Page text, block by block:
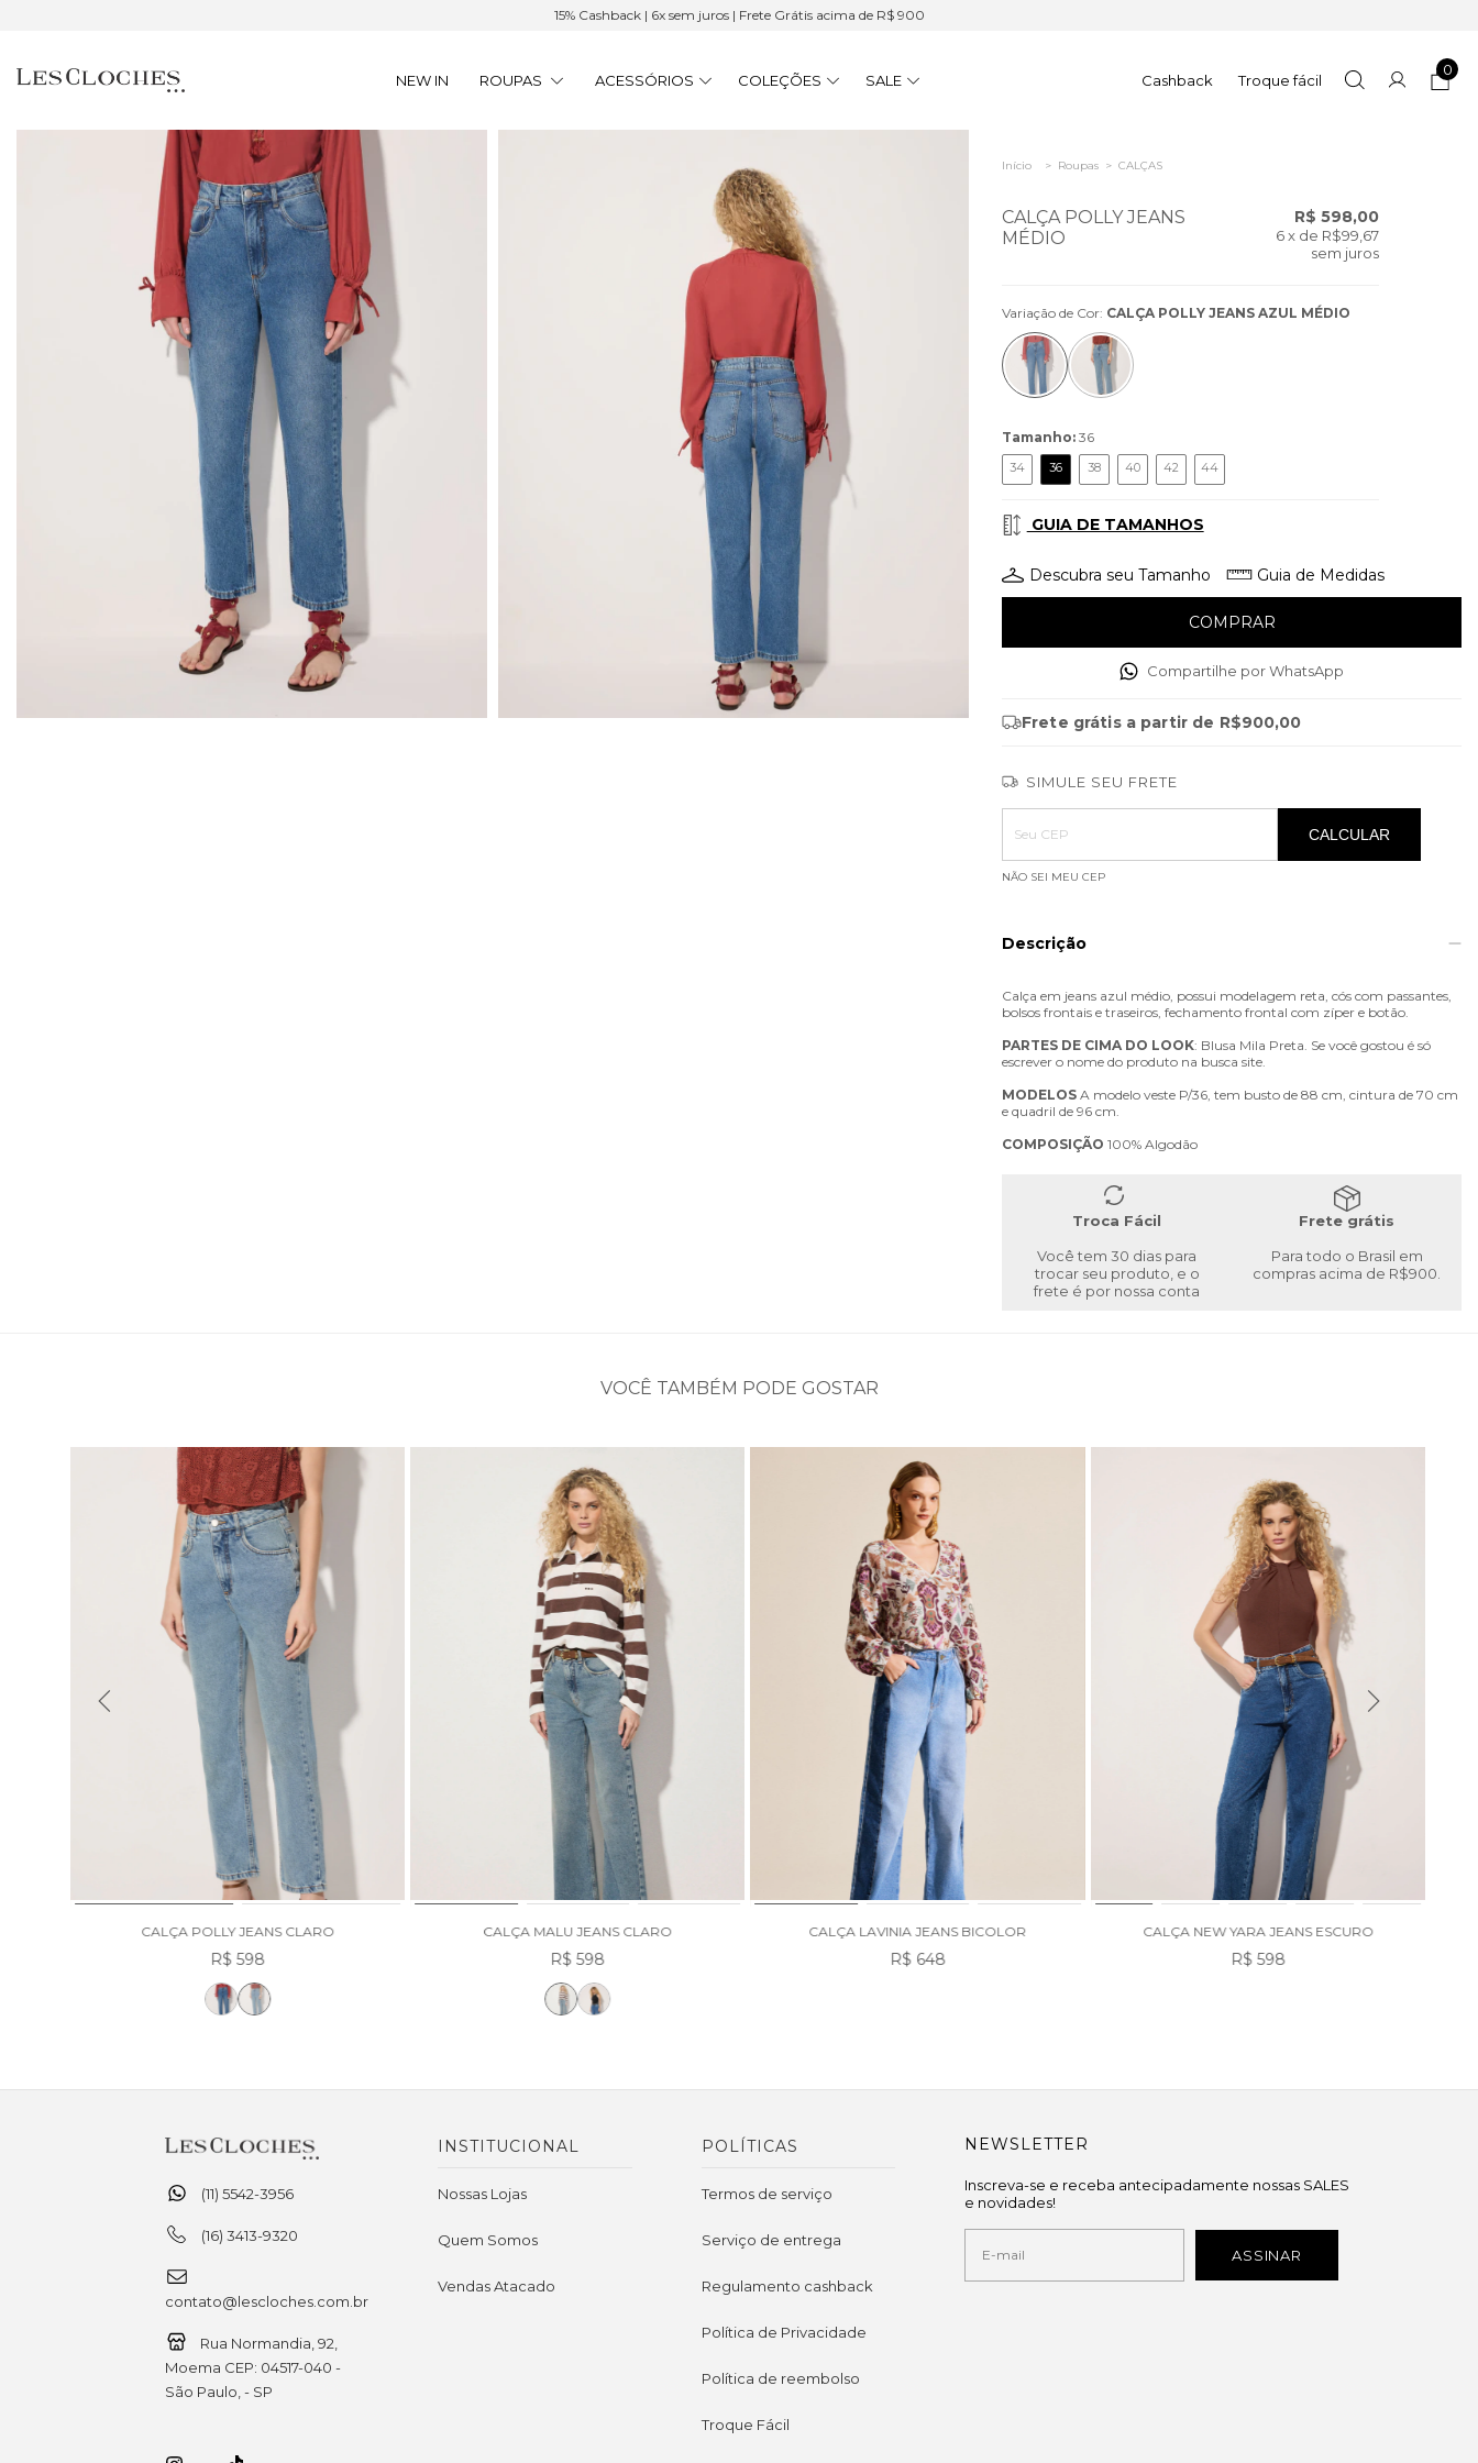
15% Cashback | 6x sem juros | Frete Grátis acima de R$ 900
NEW IN ROUPAS ACESSÓRIOS COLEÇÕES SALE Cashback Troque fácil
0
Início > Roupas > CALÇAS
CALÇA POLLY JEANS
MÉDIO
R$ 598,00
6 x de R$99,67
sem juros
Variação de Cor: CALÇA POLLY JEANS AZUL MÉDIO
Tamanho: 36
34 36 38 40 42 44
GUIA DE TAMANHOS
Descubra seu Tamanho Guia de Medidas
Compartilhe por WhatsApp
Frete grátis a partir de R$900,00
SIMULE SEU FRETE
Entregas para o CEP:
ALTERAR CEP
CALCULAR
NÃO SEI MEU CEP
Descrição
Calça em jeans azul médio, possui modelagem reta, cós com passantes,
bolsos frontais e traseiros, fechamento frontal com zíper e botão.
PARTES DE CIMA DO LOOK: Blusa Mila Preta. Se você gostou é só
escrever o nome do produto na busca site.
MODELOS A modelo veste P/36, tem busto de 88 cm, cintura de 70 cm
e quadril de 96 cm.
COMPOSIÇÃO 100% Algodão
Troca Fácil
Você tem 30 dias para
trocar seu produto, e o
frete é por nossa conta
Frete grátis
Para todo o Brasil em
compras acima de R$900.
VOCÊ TAMBÉM PODE GOSTAR
CALÇA POLLY JEANS CLARO
R$ 598
CALÇA MALU JEANS CLARO
R$ 598
CALÇA LAVINIA JEANS BICOLOR
R$ 648
CALÇA NEW YARA JEANS ESCURO
R$ 598
(11) 5542-3956
(16) 3413-9320
contato@lescloches.com.br
Rua Normandia, 92,
Moema CEP: 04517-040 -
São Paulo, - SP
INSTITUCIONAL
Nossas Lojas
Quem Somos
Vendas Atacado
POLÍTICAS
Termos de serviço
Serviço de entrega
Regulamento cashback
Política de Privacidade
Política de reembolso
Troque Fácil
NEWSLETTER
Inscreva-se e receba antecipadamente nossas SALES
e novidades!